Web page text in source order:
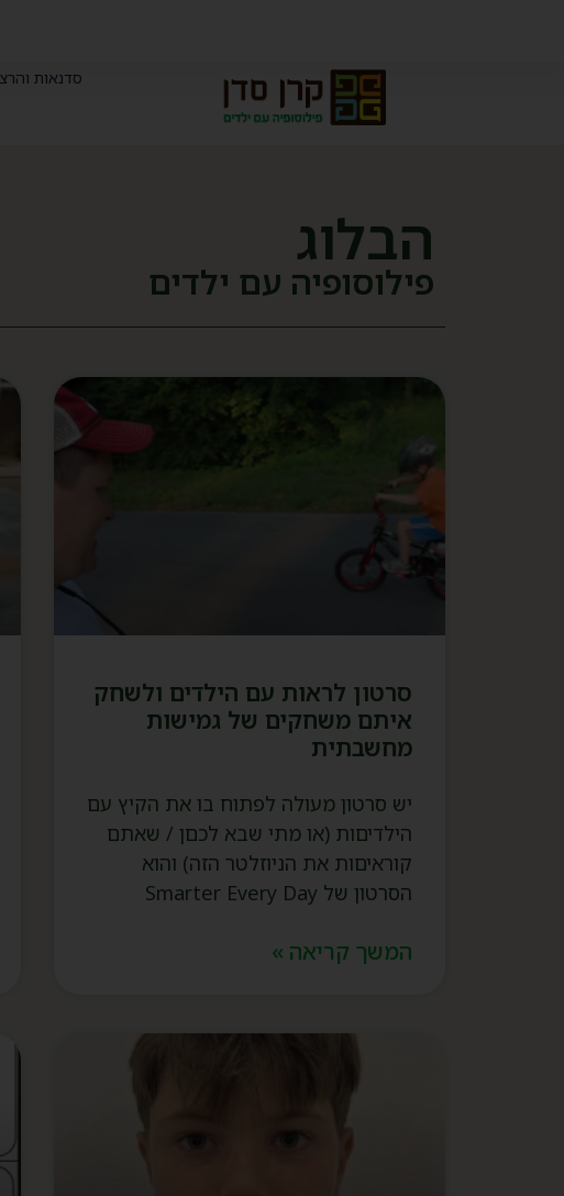
סדנאות
הבלוג
פילוסופיה עם ילדים
סרטון לראות עם הילדים ולשחק
איתם משחקים של גמישות
מחשבתית
יש סרטון מעולה לפתוח בו את הקיץ עם
הילדיםות (או מתי שבא לכםן / שאתם
קוראיםות את הניוזלטר הזה) והוא
הסרטון של Smarter Every Day
המשך קריאה »